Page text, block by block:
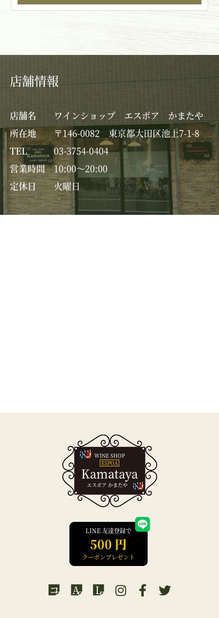
店舗情報
店舗名
ワインショップ エスポア かまたや
所在地
〒146-0082 東京都大田区池上7-1-8
TEL
03-3754-0404
営業時間
10:00～20:00
定休日
火曜日
WINE SHOP
ESPOA
Kamataya
エスポア かまたや
LINE 友達登録で
500 円
クーポンプレゼント
コ A L